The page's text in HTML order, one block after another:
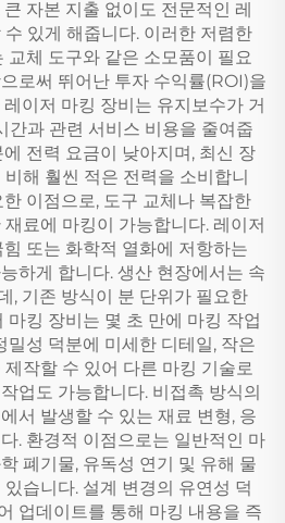
자본 지출 없이도 전문적인 레
있게 해줍니다. 이러한 저렴한
교체 도구와 같은 소모품이 필요
로써 뛰어난 투자 수익률(ROI)을
이저 마킹 장비는 유지보수가 거
간과 관련 서비스 비용을 줄여줍
전력 요금이 낮아지며, 최신 장
해 훨씬 적은 전력을 소비합니
이점으로, 도구 교체나 복잡한
료에 마킹이 가능합니다. 레이저
또는 화학적 열화에 저항하는
하게 합니다. 생산 현장에서는 속
, 기존 방식이 분 단위가 필요한
마킹 장비는 몇 초 만에 마킹 작업
밀성 덕분에 미세한 디테일, 작은
작할 수 있어 다른 마킹 기술로
업도 가능합니다. 비접촉 방식의
서 발생할 수 있는 재료 변형, 응
. 환경적 이점으로는 일반적인 마
폐기물, 유독성 연기 및 유해 물
습니다. 설계 변경의 유연성 덕
업데이트를 통해 마킹 내용을 즉